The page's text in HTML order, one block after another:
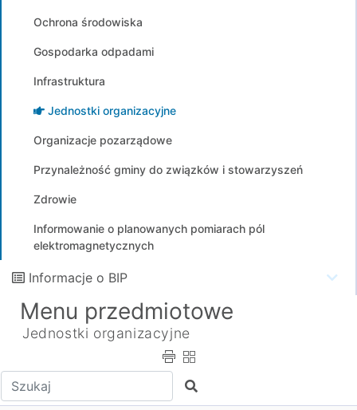
Ochrona środowiska
Gospodarka odpadami
Infrastruktura
Jednostki organizacyjne
Organizacje pozarządowe
Przynależność gminy do związków i stowarzyszeń
Zdrowie
Informowanie o planowanych pomiarach pól
elektromagnetycznych
Informacje o BIP
Menu przedmiotowe
Jednostki organizacyjne
Wpisz tekst do wyszukania Szukaj